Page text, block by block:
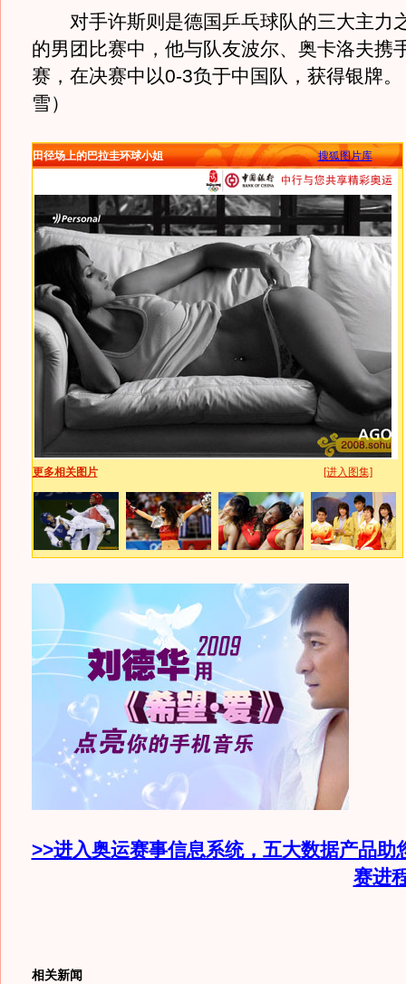
对手许斯则是德国乒乓球队的三大主力
的男团比赛中，他与队友波尔、奥卡洛夫携
赛，在决赛中以0-3负于中国队，获得银牌
雪）
田径场上的巴拉圭环球小姐 搜狐图片库
更多相关图片 [进入图集]
>>进入奥运赛事信息系统，五大数据产品助
赛进
相关新闻